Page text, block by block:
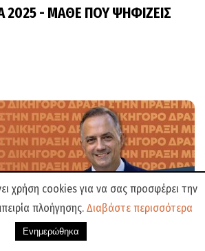
2025 - ΜΑΘΕ ΠΟΥ ΨΗΦΙΖΕΙΣ
χρήση cookies για να σας προσφέρει την
πλοήγησης. Διαβάστε περισσότερα